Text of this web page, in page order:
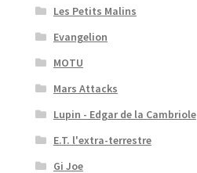
Les Petits Malins
Evangelion
MOTU
Mars Attacks
Lupin - Edgar de la Cambriole
E.T. l'extra-terrestre
Gi Joe